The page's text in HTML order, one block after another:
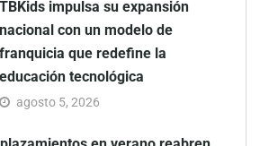
TBKids impulsa su expansión
nacional con un modelo de
franquicia que redefine la
educación tecnológica
agosto 5, 2026